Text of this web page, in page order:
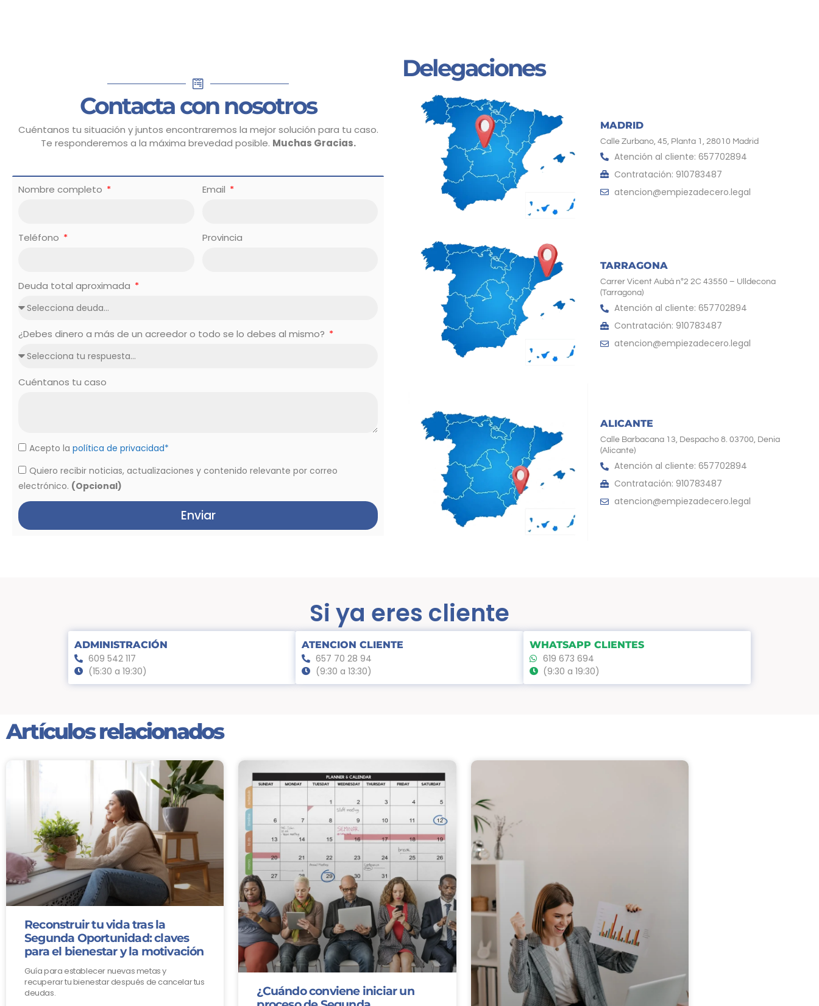
Contacta con nosotros
Cuéntanos tu situación y juntos encontraremos la mejor solución para tu caso.
Te responderemos a la máxima brevedad posible. Muchas Gracias.
Nombre completo Email
Teléfono Provincia
Deuda total aproximada
¿Debes dinero a más de un acreedor o todo se lo debes al mismo?
Cuéntanos tu caso
Acepto la política de privacidad*
Quiero recibir noticias, actualizaciones y contenido relevante por correo
electrónico. (Opcional)
Enviar
Delegaciones
MADRID
Calle Zurbano, 45, Planta 1, 28010 Madrid
Atención al cliente: 657702894
Contratación: 910783487
atencion@empiezadecero.legal
TARRAGONA
Carrer Vicent Aubà nº2 2C 43550 – Ulldecona
(Tarragona)
Atención al cliente: 657702894
Contratación: 910783487
atencion@empiezadecero.legal
ALICANTE
Calle Barbacana 13, Despacho 8. 03700, Denia
(Alicante)
Atención al cliente: 657702894
Contratación: 910783487
atencion@empiezadecero.legal
Si ya eres cliente
ADMINISTRACIÓN
609 542 117
(15:30 a 19:30)
ATENCION CLIENTE
657 70 28 94
(9:30 a 13:30)
WHATSAPP CLIENTES
619 673 694
(9:30 a 19:30)
Artículos relacionados
Reconstruir tu vida tras la
Segunda Oportunidad: claves
para el bienestar y la motivación
Guía para establecer nuevas metas y
recuperar tu bienestar después de cancelar tus
deudas.
¿Cuándo conviene iniciar un